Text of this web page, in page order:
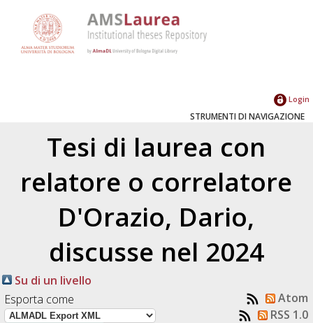
Login
STRUMENTI DI NAVIGAZIONE
Tesi di laurea con
relatore o correlatore
D'Orazio, Dario,
discusse nel 2024
Su di un livello
Esporta come
Atom
RSS 1.0